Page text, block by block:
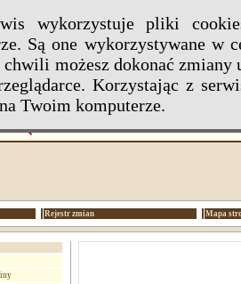
wykorzystuje pliki
Są one wykorzystywane w
możesz dokonać
Korzystając z
Twoim komputerze.
Rejestr zmian Mapa